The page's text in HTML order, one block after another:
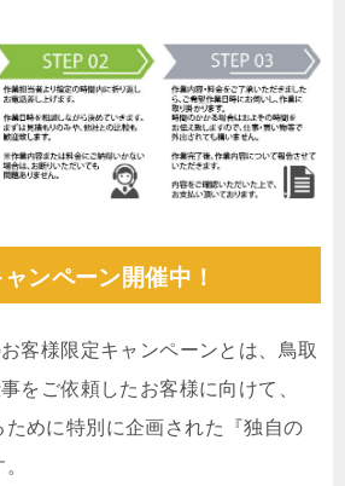
ンペーン開催中！
客様限定キャンペーンとは、鳥取
をご依頼したお客様に向けて、
ために特別に企画された『独自の